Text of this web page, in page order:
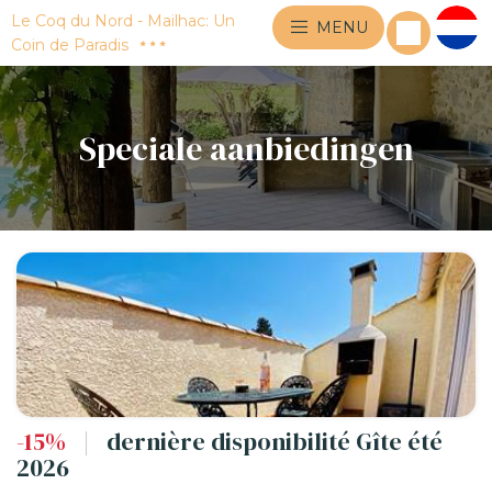
Le Coq du Nord - Mailhac: Un
Coin de Paradis
MENU
Speciale aanbiedingen
-15% |
dernière disponibilité Gîte été
2026